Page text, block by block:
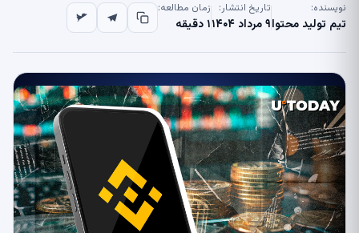
نویسنده:
تیم تولید محتوا
تاریخ انتشار:
۹ مرداد ۱۴۰۴
زمان مطالعه:
۱ دقیقه